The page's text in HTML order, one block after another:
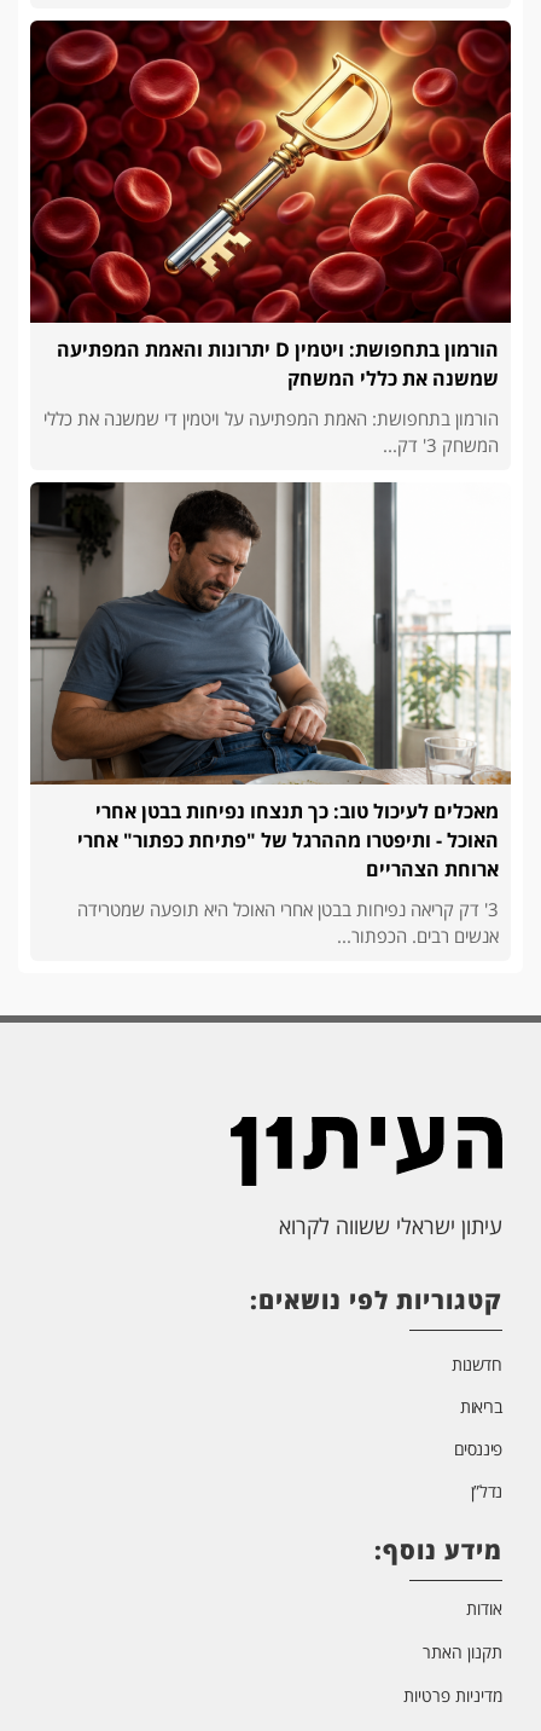
הורמון בתחפושת: ויטמין D יתרונות והאמת המפתיעה
שמשנה את כללי המשחק
הורמון בתחפושת: האמת המפתיעה על ויטמין די שמשנה את כללי
המשחק 3' דק...
מאכלים לעיכול טוב: כך תנצחו נפיחות בבטן אחרי
האוכל - ותיפטרו מההרגל של "פתיחת כפתור" אחרי
ארוחת הצהריים
3' דק קריאה נפיחות בבטן אחרי האוכל היא תופעה שמטרידה
אנשים רבים. הכפתור...
עיתון ישראלי ששווה לקרוא
קטגוריות לפי נושאים:
חדשנות
בריאות
פיננסים
נדל”ן
מידע נוסף:
אודות
תקנון האתר
מדיניות פרטיות